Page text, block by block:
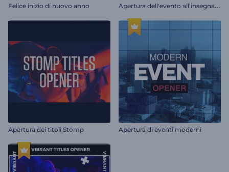
Felice inizio di nuovo anno A
pertura dell'evento all'insegna dell'allegria
Apertura dei titoli Stomp Apertura di eventi moderni